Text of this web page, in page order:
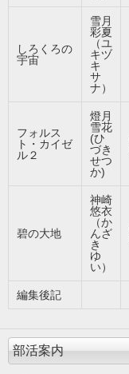
しろくろの
宇宙
雪月
彩夏
（ユ
キヅ
キ
サ
ナ）
フォルス
ト・カイゼ
ル２
燈月
雪花
(ひ
づき
せつ
か)
碧の大地
神崎
悠衣
（か
んざ
き
ゆ
い）
編集後記
部活案内